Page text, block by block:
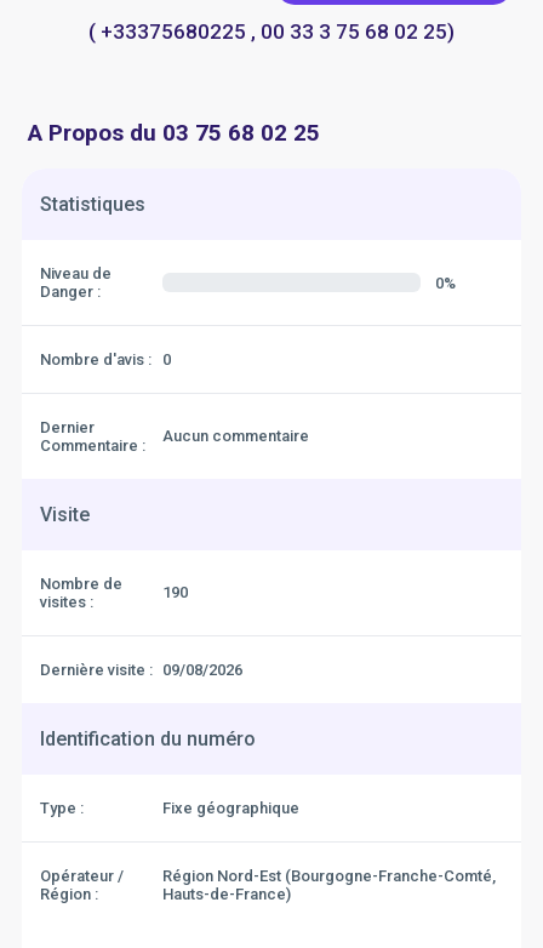
( +33375680225 , 00 33 3 75 68 02 25)
A Propos du 03 75 68 02 25
Statistiques
Niveau de
Danger :
0%
Nombre d'avis : 0
Dernier
Commentaire :
Aucun commentaire
Visite
Nombre de
visites :
190
Dernière visite : 09/08/2026
Identification du numéro
Type : Fixe géographique
Opérateur /
Région :
Région Nord-Est (Bourgogne-Franche-Comté,
Hauts-de-France)